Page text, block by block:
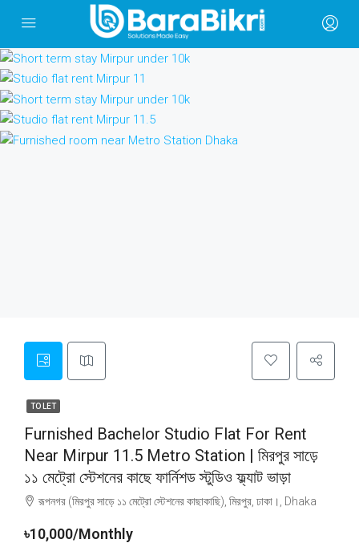
TO LET
Furnished Bachelor Studio Flat For Rent
Near Mirpur 11.5 Metro Station | মিরপুর সাড়ে
১১ মেট্রো স্টেশনের কাছে ফার্নিশড স্টুডিও ফ্ল্যাট ভাড়া
রূপনগর (মিরপুর সাড়ে ১১ মেট্রো স্টেশনের কাছাকাছি), মিরপুর, ঢাকা।, Dhaka
৳10,000/Monthly